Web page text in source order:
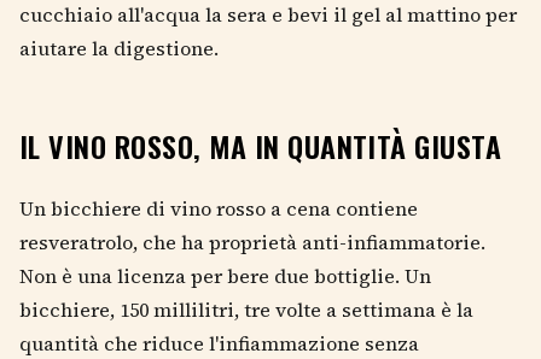
cucchiaio all'acqua la sera e bevi il gel al mattino per
aiutare la digestione.
IL VINO ROSSO, MA IN QUANTITÀ GIUSTA
Un bicchiere di vino rosso a cena contiene
resveratrolo, che ha proprietà anti-infiammatorie.
Non è una licenza per bere due bottiglie. Un
bicchiere, 150 millilitri, tre volte a settimana è la
quantità che riduce l'infiammazione senza